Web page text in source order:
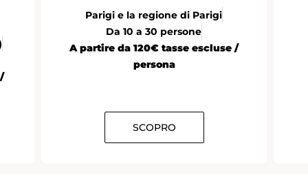
Parigi e la regione di Parigi
Da 10 a 30 persone
A partire da 120€ tasse escluse /
persona
SCOPRO